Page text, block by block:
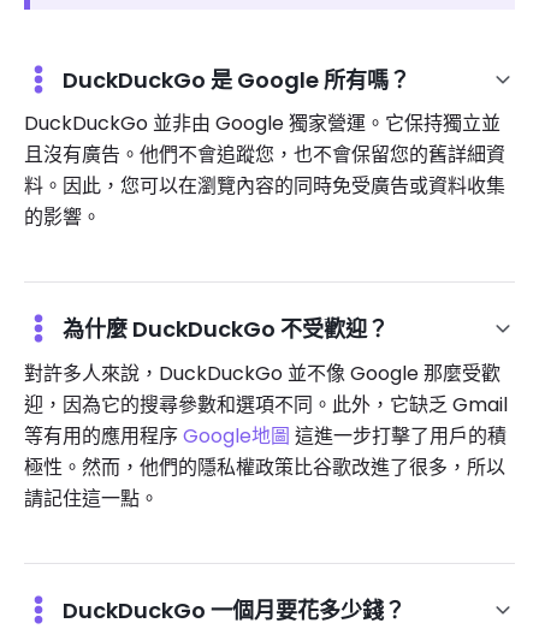
DuckDuckGo 是 Google 所有嗎？
DuckDuckGo 並非由 Google 獨家營運。它保持獨立並
且沒有廣告。他們不會追蹤您，也不會保留您的舊詳細資
料。因此，您可以在瀏覽內容的同時免受廣告或資料收集
的影響。
為什麼 DuckDuckGo 不受歡迎？
對許多人來說，DuckDuckGo 並不像 Google 那麼受歡
迎，因為它的搜尋參數和選項不同。此外，它缺乏 Gmail
等有用的應用程序Google地圖 這進一步打擊了用戶的積
極性。然而，他們的隱私權政策比谷歌改進了很多，所以
請記住這一點。
DuckDuckGo 一個月要花多少錢？